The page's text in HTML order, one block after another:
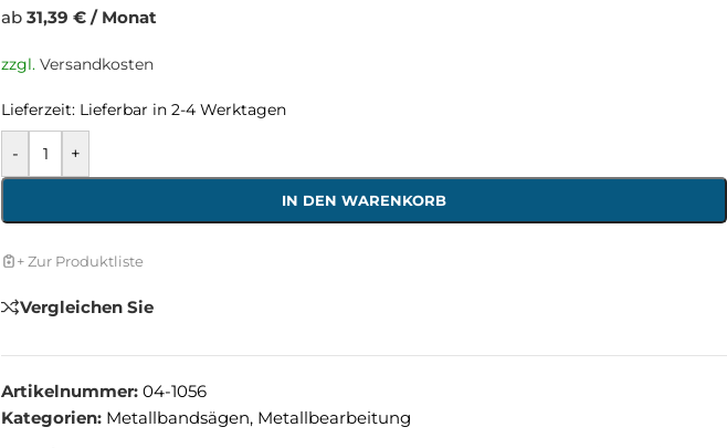
ab 31,39 € / Monat
zzgl. Versandkosten
Lieferzeit: Lieferbar in 2-4 Werktagen
- +
IN DEN WARENKORB
+ Zur Produktliste
Vergleichen Sie
Artikelnummer: 04-1056
Kategorien: Metallbandsägen, Metallbearbeitung